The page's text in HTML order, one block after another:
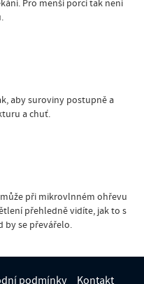
Pro menší porci tak není
aby suroviny postupně a
a chuť.
při mikrovlnném ohřevu
přehledně vidíte, jak to s
by se převářelo.
podmínky Kontakt